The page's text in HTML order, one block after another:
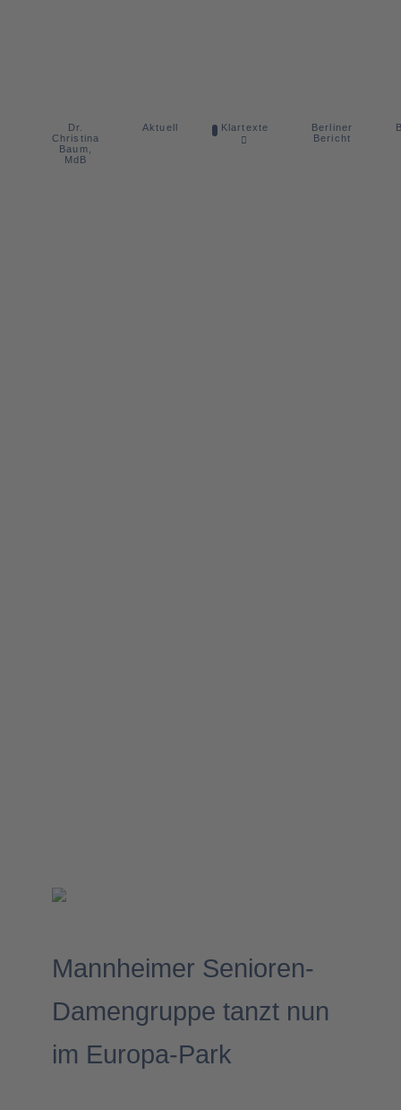
Dr.
Christina
Baum,
MdB
Aktuell Klartexte
Berliner
Bericht
Mannheimer Senioren-
Damengruppe tanzt nun
im Europa-Park